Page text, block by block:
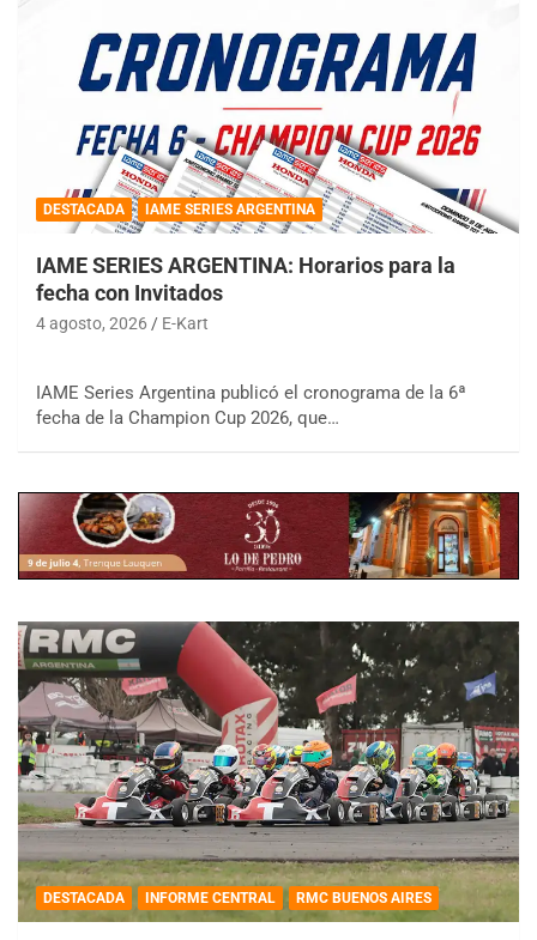
DESTACADA IAME SERIES ARGENTINA
IAME SERIES ARGENTINA: Horarios para la
fecha con Invitados
4 agosto, 2026 E-Kart
IAME Series Argentina publicó el cronograma de la 6ª
fecha de la Champion Cup 2026, que…
DESTACADA INFORME CENTRAL RMC BUENOS AIRES